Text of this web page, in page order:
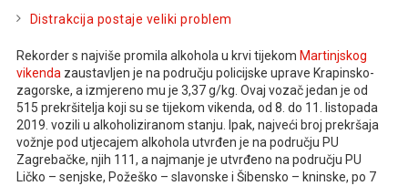
Distrakcija postaje veliki problem
Rekorder s najviše promila alkohola u krvi tijekom Martinjskog
vikendazaustavljen je na području policijske uprave Krapinsko-
zagorske, a izmjereno mu je 3,37 g/kg. Ovaj vozač jedan je od
515 prekršitelja koji su se tijekom vikenda, od 8. do 11. listopada
2019. vozili u alkoholiziranom stanju. Ipak, najveći broj prekršaja
vožnje pod utjecajem alkohola utvrđen je na području PU
Zagrebačke, njih 111, a najmanje je utvrđeno na području PU
Ličko – senjske, Požeško – slavonske i Šibensko – kninske, po 7